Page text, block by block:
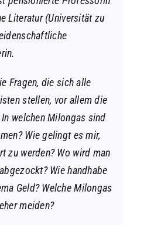
Literatur (Universität zu
Fragen, die sich alle
stellen, vor allem die
In welchen Milongas sind
Wie gelingt es mir,
zu werden? Wo wird man
Wie handhabe
Geld? Welche Milongas
meiden?